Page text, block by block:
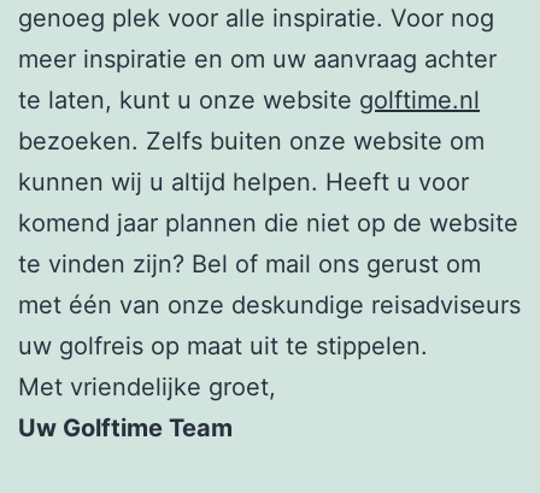
genoeg plek voor alle inspiratie. Voor nog
meer inspiratie en om uw aanvraag achter
te laten, kunt u onze website golftime.nl
bezoeken. Zelfs buiten onze website om
kunnen wij u altijd helpen. Heeft u voor
komend jaar plannen die niet op de website
te vinden zijn? Bel of mail ons gerust om
met één van onze deskundige reisadviseurs
uw golfreis op maat uit te stippelen.
Met vriendelijke groet,
Uw Golftime Team